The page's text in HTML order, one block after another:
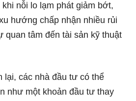
nỗi lo lạm phát giảm bớt,
hướng chấp nhận nhiều rủi
quan tâm đến tài sản kỹ thuật
lại, các nhà đầu tư có thể
như một khoản đầu tư thay